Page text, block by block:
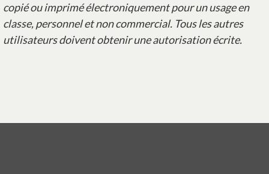
copié ou imprimé électroniquement pour un usage en
classe, personnel et non commercial. Tous les autres
utilisateurs doivent obtenir une autorisation écrite.